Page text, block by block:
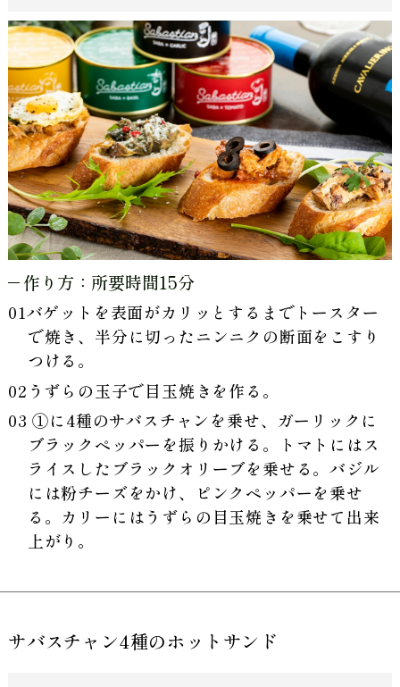
作り方：所要時間15分
バゲットを表面がカリッとするまでトースター
で焼き、半分に切ったニンニクの断面をこすり
つける。
うずらの玉子で目玉焼きを作る。
①に4種のサバスチャンを乗せ、ガーリックに
ブラックペッパーを振りかける。トマトにはス
ライスしたブラックオリーブを乗せる。バジル
には粉チーズをかけ、ピンクペッパーを乗せ
る。カリーにはうずらの目玉焼きを乗せて出来
上がり。
サバスチャン4種のホットサンド